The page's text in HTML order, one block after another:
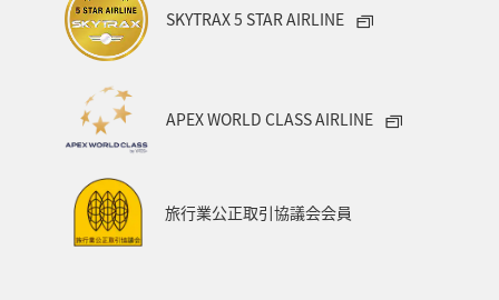
SKYTRAX 5 STAR AIRLINE
APEX WORLD CLASS AIRLINE
旅行業公正取引協議会会員